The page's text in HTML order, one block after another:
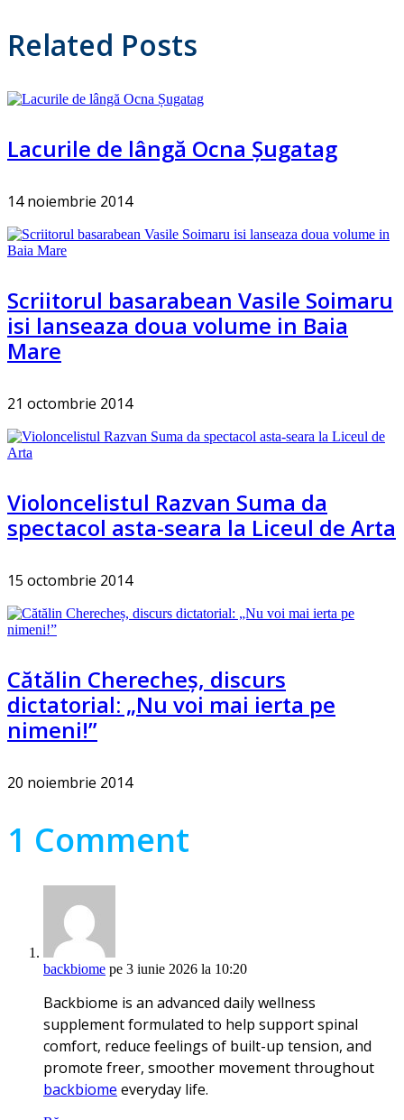
Related Posts
Lacurile de lângă Ocna Șugatag
14 noiembrie 2014
Scriitorul basarabean Vasile Soimaru
isi lanseaza doua volume in Baia
Mare
21 octombrie 2014
Violoncelistul Razvan Suma da
spectacol asta-seara la Liceul de Arta
15 octombrie 2014
Cătălin Cherecheș, discurs
dictatorial: „Nu voi mai ierta pe
nimeni!”
20 noiembrie 2014
1 Comment
backbiome pe 3 iunie 2026 la 10:20
Backbiome is an advanced daily wellness
supplement formulated to help support spinal
comfort, reduce feelings of built-up tension, and
promote freer, smoother movement throughout
backbiome everyday life.